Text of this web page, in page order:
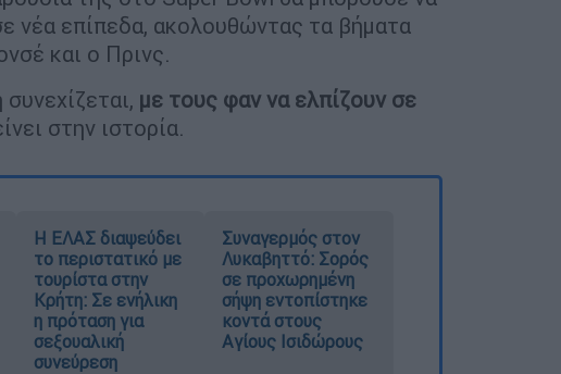
νέα επίπεδα, ακολουθώντας τα βήματα
και ο Πρινς.
με τους φαν να ελπίζουν σε
στην ιστορία.
Η ΕΛΑΣ διαψεύδει
το περιστατικό με
τουρίστα στην
Κρήτη: Σε ενήλικη
η πρόταση για
σεξουαλική
συνεύρεση
Συναγερμός στον
Λυκαβηττό: Σορός
σε προχωρημένη
σήψη εντοπίστηκε
κοντά στους
Αγίους Ισιδώρους